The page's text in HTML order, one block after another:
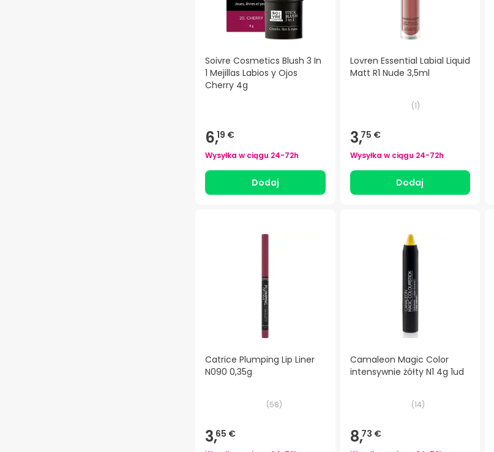
Soivre Cosmetics Blush 3 In
1 Mejillas Labios y Ojos
Cherry 4g
6,19 €
Wysyłka w ciągu 24-72h
Dodaj
Lovren Essential Labial Liquid
Matt R1 Nude 3,5ml
(1)
3,75 €
Wysyłka w ciągu 24-72h
Dodaj
Catrice Plumping Lip Liner
N090 0,35g
(58)
3,65 €
Camaleon Magic Color
intensywnie żółty N1 4g 1ud
(14)
8,73 €